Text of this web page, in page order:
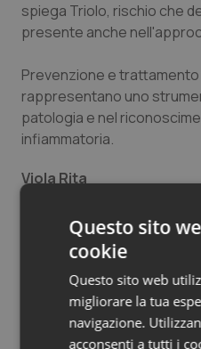
Sangue &
Tumore al seno
Tumori
Ulcera & Reflusso
Vaccini
spiega Triolo, rischio che
presente anche
Prevenzione e
rappresentano uno
patologia e nel
infiammatoria.
Viola Rita
Sintomi e campanelli
“Non voltargli la
Catania e Palermo
La diagnosi precoce
Questo sito
cookie
Questo sito web
migliorare la tua
navigazione.
acconsenti a tutti i